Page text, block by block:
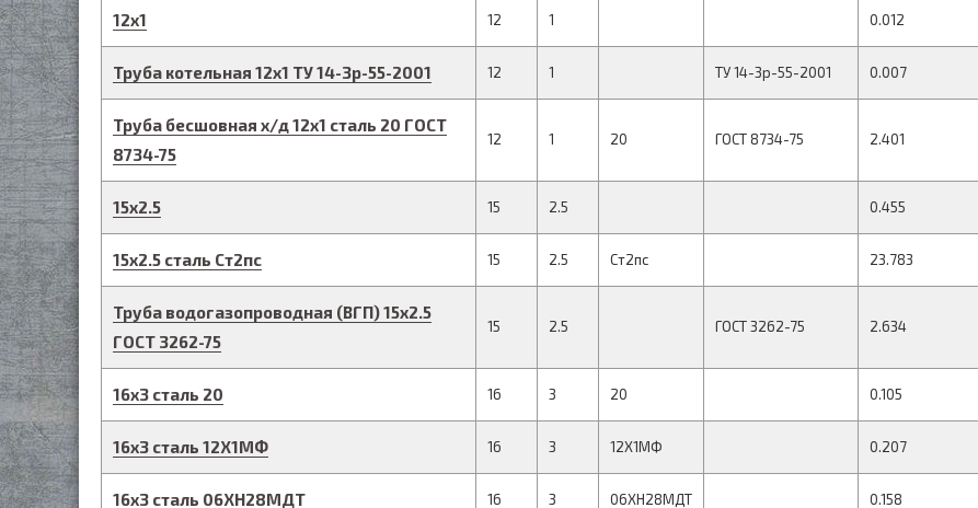
12х1 12 1 0.012
Труба котельная 12х1 ТУ 14-3р-55-2001 12 1 ТУ 14-3р-55-2001 0.007
Труба бесшовная х/д12х1 сталь 20 ГОСТ
8734-75
12 1 20 ГОСТ 8734-75 2.401
15х2.5 15 2.5 0.455
15х2.5 сталь Ст2пс 15 2.5 Ст2пс 23.783
Труба водогазопроводная (ВГП)15х2.5
ГОСТ 3262-75
15 2.5 ГОСТ 3262-75 2.634
16х3 сталь 20 16 3 20 0.105
16х3 сталь 12Х1МФ 16 3 12Х1МФ 0.207
16х3 сталь 06ХН28МДТ 16 3 06ХН28МДТ 0.158